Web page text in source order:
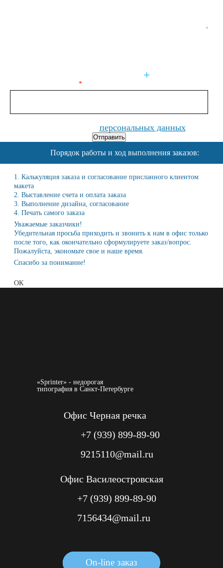
Введите число (10)
персональных данных
Отправить
Порядок работы и ход выполнения заказов:
1. Калькуляция заказа и согласование присланного клиентом
макета
2. Выставление счета и оплата заказа
3. Выполнение дизайна, согласование
4. Печать самого заказа
Уважаемые заказчики!
Убедительная просьба приходить и звонить к нам в офис только
после того, как окончательно сформулируете заказ/вопрос.
Пожалуйста, экономьте свое и наше время.
Спасибо за понимание!
ОК
«Sprinter» - недорогая
типография в Санкт-Петербурге
Офис Василеостровская
+7 (939) 899-89-90
7156434@mail.ru
Офис Черная речка
+7 (939) 899-89-90
9215110@mail.ru
On-line заказ
On-line заказ
On-line заказ